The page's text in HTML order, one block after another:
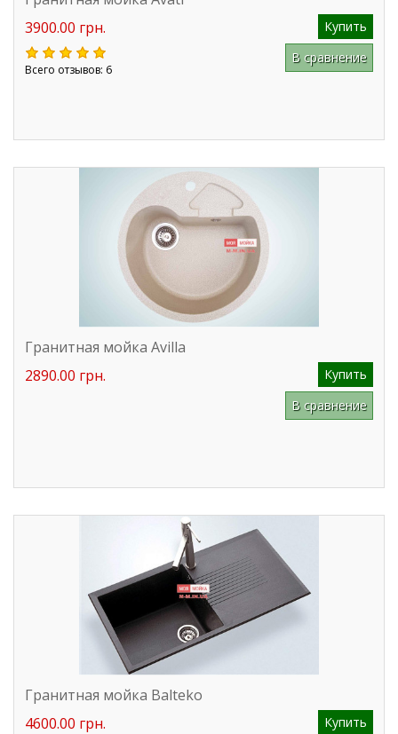
3900.00 грн.
Купить
Всего отзывов: 6
В сравнение
Гранитная мойка Avilla
2890.00 грн.
Купить
В сравнение
Гранитная мойка Balteko
4600.00 грн.
Купить